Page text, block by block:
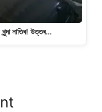
নাতিৰ! উত্তৰ…